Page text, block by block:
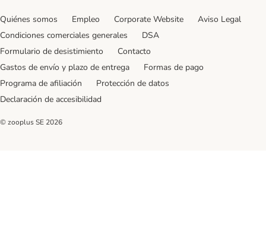
Quiénes somos Empleo Corporate Website
Aviso Legal
Condiciones comerciales generales
DSA
Formulario de desistimiento
Contacto
Gastos de envío y plazo de entrega
Formas de pago
Programa de afiliación
Protección de datos
Declaración de accesibilidad
© zooplus SE 2026